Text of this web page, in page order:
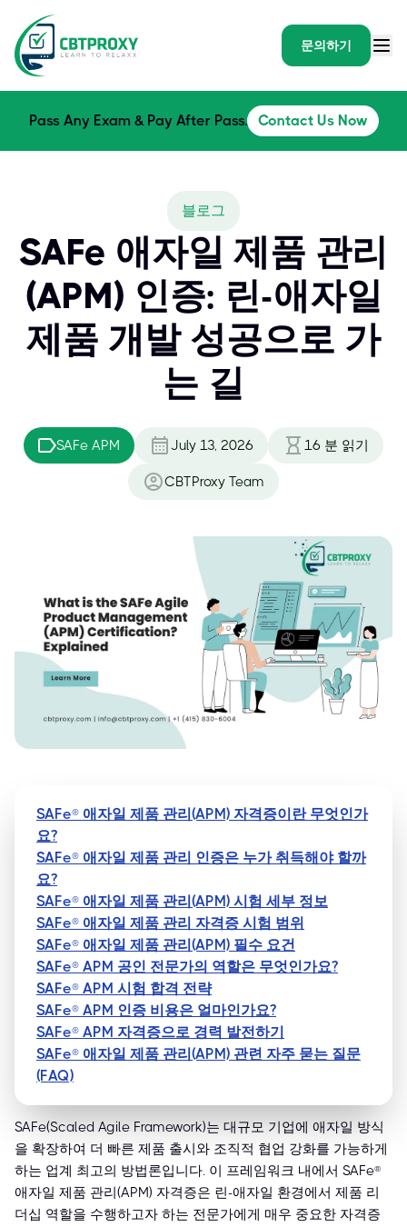
문의하기
Pass Any Exam & Pay After Pass. Contact Us Now
블로그
SAFe 애자일 제품 관리
(APM) 인증: 린-애자일
제품 개발 성공으로 가
는 길
SAFe APM July 13, 2026 16 분 읽기
CBTProxy Team
SAFe® 애자일 제품 관리(APM) 자격증이란 무엇인가
요?
SAFe® 애자일 제품 관리 인증은 누가 취득해야 할까
요?
SAFe® 애자일 제품 관리(APM) 시험 세부 정보
SAFe® 애자일 제품 관리 자격증 시험 범위
SAFe® 애자일 제품 관리(APM) 필수 요건
SAFe® APM 공인 전문가의 역할은 무엇인가요?
SAFe® APM 시험 합격 전략
SAFe® APM 인증 비용은 얼마인가요?
SAFe® APM 자격증으로 경력 발전하기
SAFe® 애자일 제품 관리(APM) 관련 자주 묻는 질문
(FAQ)
SAFe(Scaled Agile Framework)는 대규모 기업에 애자일 방식
을 확장하여 더 빠른 제품 출시와 조직적 협업 강화를 가능하게
하는 업계 최고의 방법론입니다. 이 프레임워크 내에서 SAFe®
애자일 제품 관리(APM) 자격증은 린-애자일 환경에서 제품 리
더십 역할을 수행하고자 하는 전문가에게 매우 중요한 자격증